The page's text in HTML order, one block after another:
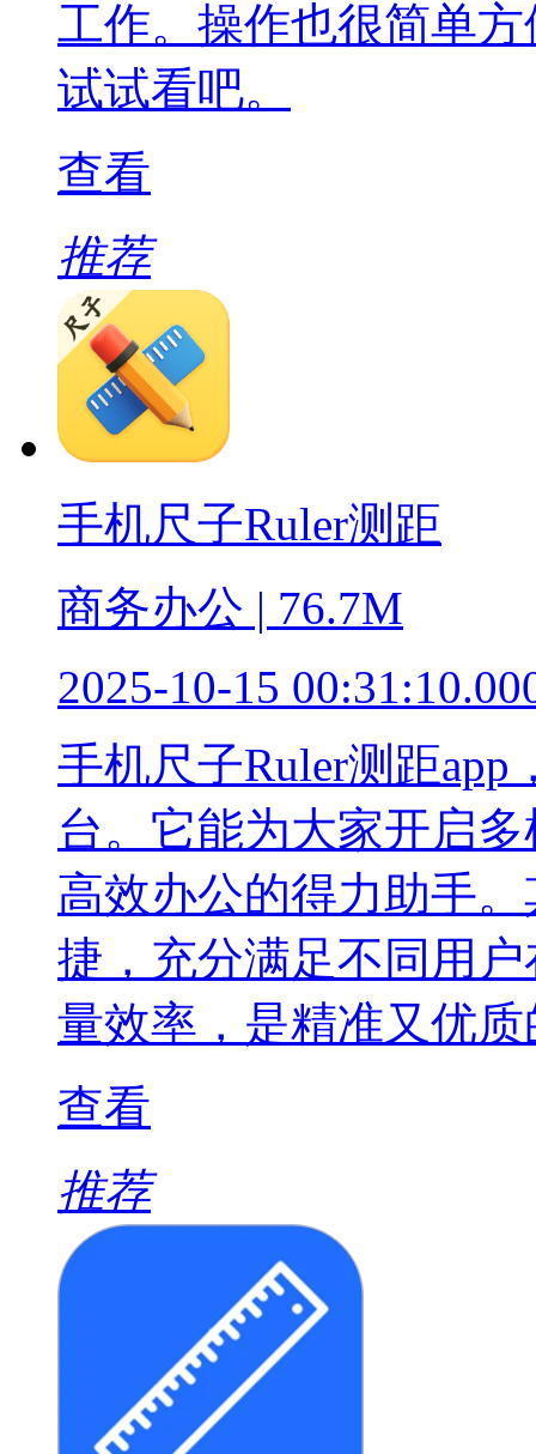
工作。操作也很简单
试试看吧。
查看
推荐
手机尺子Ruler测距
商务办公 | 76.7M
2025-10-15
手机尺子Ruler测距
台。它能为大家开启
高效办公的得力助手
捷，充分满足不同用
量效率，是精准又优
查看
推荐